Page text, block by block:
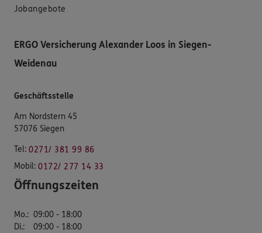
Jobangebote
ERGO Versicherung Alexander Loos in Siegen-
Weidenau
Geschäftsstelle
Am Nordstern 45
57076 Siegen
Tel: 0271/ 381 99 86
Mobil: 0172/ 277 14 33
Öffnungszeiten
Mo.: 09:00 - 18:00
Di.:
09:00 - 18:00